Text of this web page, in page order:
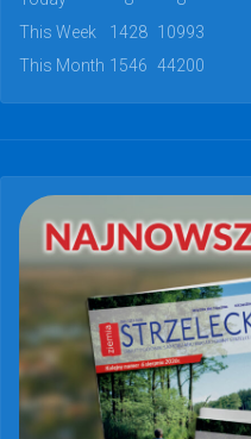
This Week
1428 10993
This Month 1546 44200